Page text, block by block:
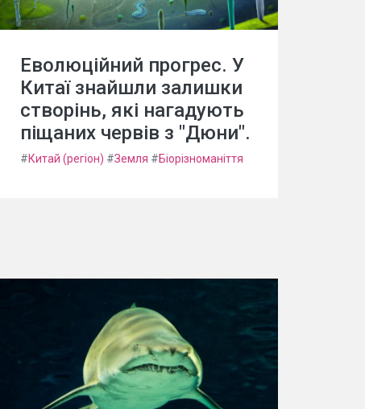
Еволюційний прогрес. У
Китаї знайшли залишки
створінь, які нагадують
піщаних червів з "Дюни".
#Китай (регіон) #Земля #Біорізноманіття